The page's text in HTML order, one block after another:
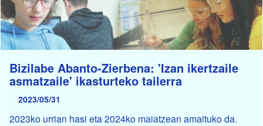
Bizilabe Abanto-Zierbena: 'Izan ikertzaile
asmatzaile' ikasturteko tailerra
2023/05/31
2023ko urrian hasi eta 2024ko maiatzean amaituko da.